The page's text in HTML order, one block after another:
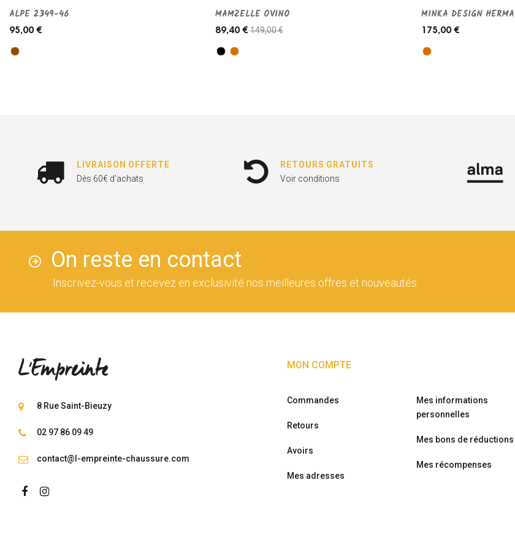
ALPE 2349-46
95,00 €
MAMZELLE OVINO
89,40 € 149,00 €
MINKA DESIGN HERMA
175,00 €
LIVRAISON OFFERTE
Dès 60€ d'achats
RETOURS GRATUITS
Voir conditions
On reste en contact
Inscrivez-vous et recevez en exclusivité nos meilleures offres et nouveautés
8 Rue Saint-Bieuzy
02 97 86 09 49
contact@l-empreinte-chaussure.com
MON COMPTE
Commandes
Retours
Avoirs
Mes adresses
Mes informations
personnelles
Mes bons de réductions
Mes récompenses